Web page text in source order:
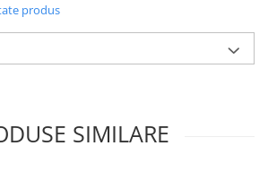
produs
SIMILARE